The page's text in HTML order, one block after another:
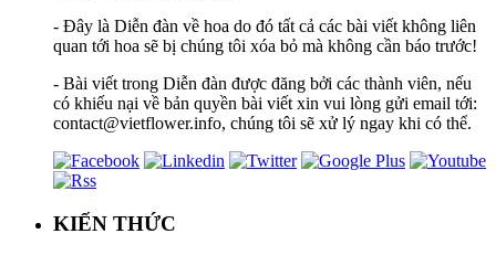
- Đây là Diễn đàn về hoa do đó tất cả các bài viết không liên
quan tới hoa sẽ bị chúng tôi xóa bỏ mà không cần báo trước!
- Bài viết trong Diễn đàn được đăng bởi các thành viên, nếu
có khiếu nại về bản quyền bài viết xin vui lòng gửi email tới:
contact@vietflower.info, chúng tôi sẽ xử lý ngay khi có thể.
KIẾN THỨC